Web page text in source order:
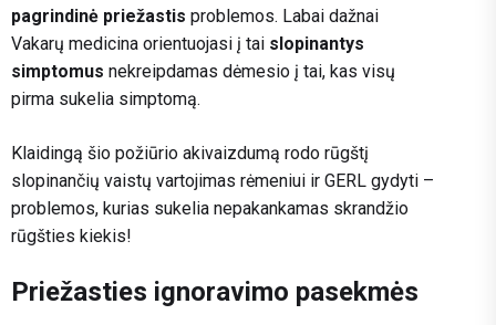
pagrindinė priežastis problemos. Labai dažnai
Vakarų medicina orientuojasi į tai slopinantys
simptomus nekreipdamas dėmesio į tai, kas visų
pirma sukelia simptomą.
Klaidingą šio požiūrio akivaizdumą rodo rūgštį
slopinančių vaistų vartojimas rėmeniui ir GERL gydyti –
problemos, kurias sukelia nepakankamas skrandžio
rūgšties kiekis!
Priežasties ignoravimo pasekmės